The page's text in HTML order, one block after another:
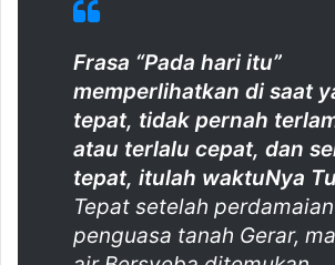
Frasa “Pada hari itu”
memperlihatkan di saat
tepat, tidak pernah
atau terlalu cepat, dan
tepat, itulah waktuNya
Tepat setelah
penguasa tanah Gerar,